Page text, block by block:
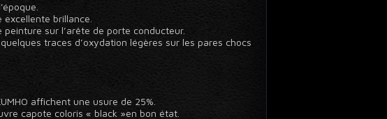
brillance.
sur l’arête de porte conducteur.
traces d’oxydation légères sur les pares chocs
affichent une usure de 25%.
capote coloris « black »en bon état.